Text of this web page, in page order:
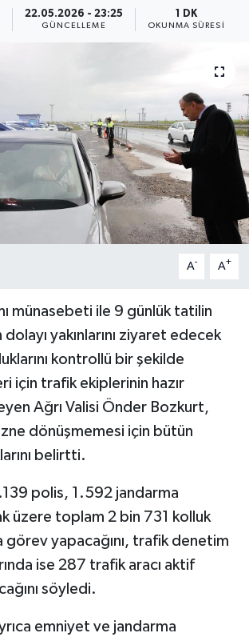
22.05.2026 - 23:25
GÜNCELLEME
1 DK
OKUNMA SÜRESI
A- A+
münasebeti ile 9 günlük tatilin
dolayı yakınlarını ziyaret edecek
kontrollü bir şekilde
için trafik ekiplerinin hazır
Ağrı Valisi Önder Bozkurt,
dönüşmemesi için bütün
belirtti.
polis, 1.592 jandarma
üzere toplam 2 bin 731 kolluk
görev yapacağını, trafik denetim
ise 287 trafik aracı aktif
söyledi.
emniyet ve jandarma